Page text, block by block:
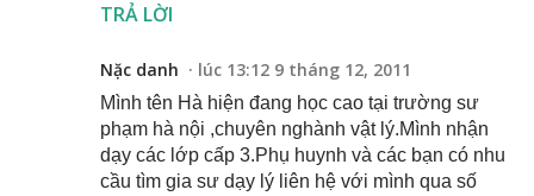
TRẢ LỜI
Nặc danh lúc 13:12 9 tháng 12, 2011
Mình tên Hà hiện đang học cao tại trường sư
phạm hà nội ,chuyên nghành vật lý.Mình nhận
dạy các lớp cấp 3.Phụ huynh và các bạn có nhu
cầu tìm gia sư dạy lý liên hệ với mình qua số